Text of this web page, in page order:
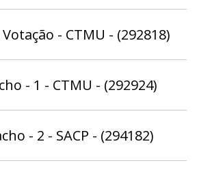
- CTMU - (292818)
- 1 - CTMU - (292924)
- 2 - SACP - (294182)